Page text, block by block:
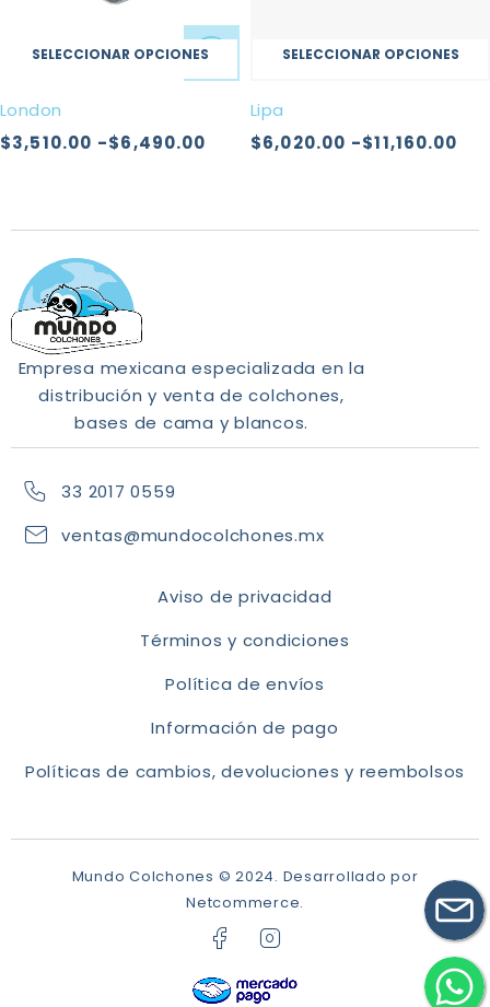
SELECCIONAR OPCIONES
London
$3,510.00 -$6,490.00
SELECCIONAR OPCIONES
Lipa
$6,020.00 -$11,160.00
Empresa mexicana especializada en la
distribución y venta de colchones,
bases de cama y blancos.
33 2017 0559
ventas@mundocolchones.mx
Aviso de privacidad
Términos y condiciones
Política de envíos
Información de pago
Políticas de cambios, devoluciones y reembolsos
Mundo Colchones © 2024. Desarrollado por
Netcommerce.